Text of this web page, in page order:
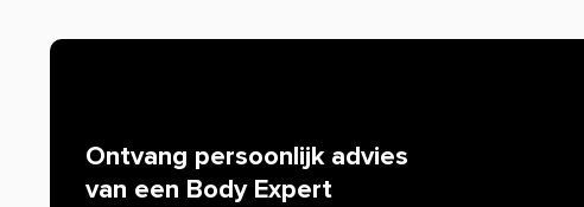
Ontvang persoonlijk advies
van een Body Expert